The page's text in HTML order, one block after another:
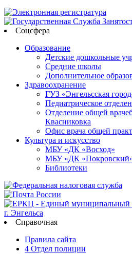
Соцсфера
Образование
Детские дошкольные
Средние школы
Дополнительное
Здравоохранение
ГУЗ «Энгельсская
Педиатрическое
Отделение общей
Квасниковка
Офис врача общей
Культура и искусство
МБУ «ДК «Восход»
МБУ «ДК
Библиотеки
Справочная
Правила сайта
4 Отдел полиции